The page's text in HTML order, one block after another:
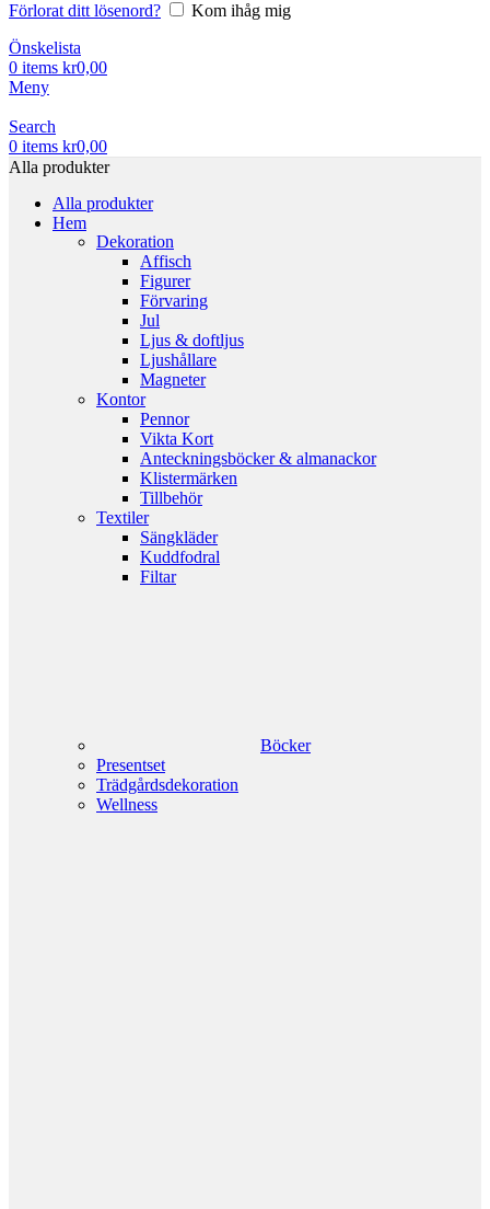
Förlorat ditt lösenord?
Kom ihåg mig
Önskelista
0 items kr0,00
Meny
Search
0 items kr0,00
Alla produkter
Alla produkter
Hem
Dekoration
Affisch
Figurer
Förvaring
Jul
Ljus & doftljus
Ljushållare
Magneter
Kontor
Pennor
Vikta Kort
Anteckningsböcker & almanackor
Klistermärken
Tillbehör
Textiler
Sängkläder
Kuddfodral
Filtar
Böcker
Presentset
Trädgårdsdekoration
Wellness